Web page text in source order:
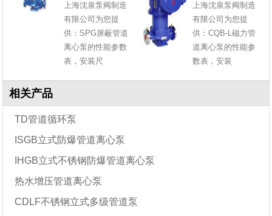
上海沈泉泵阀制造
有限公司为您提
供：SPG屏蔽管道
离心泵的性能参数
表，安装尺
上海沈泉泵阀制造
有限公司为您提
供：CQB-L磁力管
道离心泵的性能参
数表，安装
相关产品
TD管道循环泵
ISGB立式防爆管道离心泵
IHGB立式不锈钢防爆管道离心泵
热水增压管道离心泵
CDLF不锈钢立式多级管道泵